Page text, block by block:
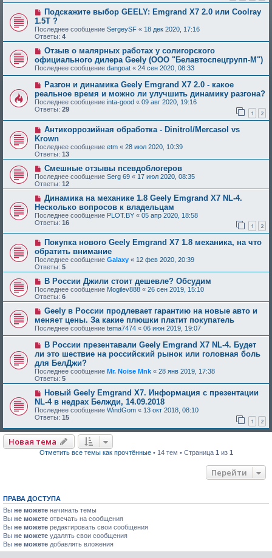
Подскажите выбор GEELY: Emgrand X7 2.0 или Coolray
1.5T ?
Последнее сообщение SergeySF « 18 дек 2020, 17:16
Ответы: 4
Отзыв о малярных работах у солигорского
официального дилера Geely (ООО "Белавтоспецгрупп-М")
Последнее сообщение dangoat « 24 сен 2020, 08:33
Разгон и динамика Geely Emgrand Х7 2.0 - какое
реальное время и можно ли улучшить динамику разгона?
Последнее сообщение inta-good « 09 авг 2020, 19:16
Ответы: 29 1 2
Антикоррозийная обработка - Dinitrol/Mercasol vs
Krown
Последнее сообщение etm « 28 июл 2020, 10:39
Ответы: 13
Смешные отзывы псевдоблогеров
Последнее сообщение Serg 69 « 17 июл 2020, 08:35
Ответы: 12
Динамика на механике 1.8 Geely Emgrand X7 NL-4.
Несколько вопросов к владельцам
Последнее сообщение PLOT.BY « 05 апр 2020, 18:58
Ответы: 16 1 2
Покупка нового Geely Emgrand X7 1.8 механика, на что
обратить внимание
Последнее сообщение Galaxy « 12 фев 2020, 20:39
Ответы: 5
В России Джили стоит дешевле? Обсудим
Последнее сообщение Mogilev888 « 26 сен 2019, 15:10
Ответы: 6
Geely в России продлевает гарантию на новые авто и
меняет цены. За какие плюшки платит покупатель
Последнее сообщение tema7474 « 06 июн 2019, 19:07
В России презентавали Geely Emgrand X7 NL-4. Будет
ли это шествие на российский рынок или головная боль
для БелДжи?
Последнее сообщение Mr. Noise Mnk « 28 янв 2019, 17:38
Ответы: 5
Новый Geely Emgrand X7. Информация с презентации
NL-4 в недрах Белжди, 14.09.2018
Последнее сообщение WindGom « 13 окт 2018, 08:10
Ответы: 15 1 2
Новая тема
Отметить все темы как прочтённые• 14 тем • Страница 1 из 1
Перейти
ПРАВА ДОСТУПА
Вы не можете начинать темы
Вы не можете отвечать на сообщения
Вы не можете редактировать свои сообщения
Вы не можете удалять свои сообщения
Вы не можете добавлять вложения